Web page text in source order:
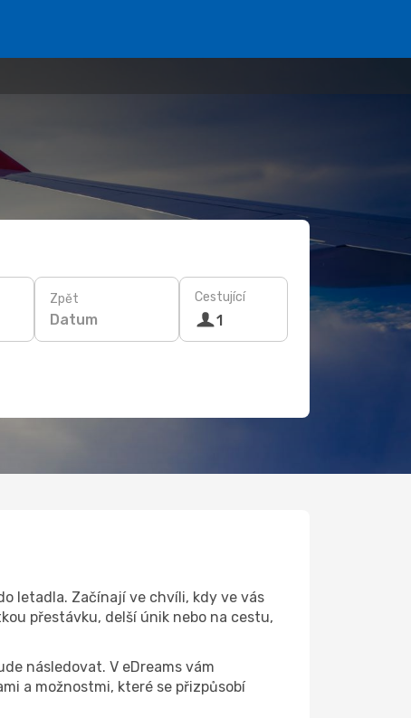
Zpět
Datum
Cestující
1
letadla. Začínají ve chvíli, kdy ve vás
přestávku, delší únik nebo na cestu,
následovat. V eDreams vám
a možnostmi, které se přizpůsobí